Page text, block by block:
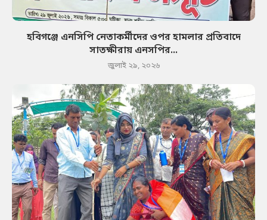
হবিগঞ্জে এনসিপি নেতাকর্মীদের ওপর হামলার প্রতিবাদে
সাতক্ষীরায় এনসপির...
জুলাই ২৯, ২০২৬